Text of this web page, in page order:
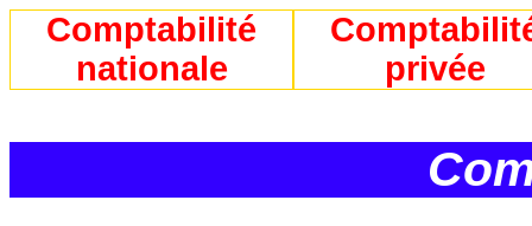
Comptabilité
nationale
privée